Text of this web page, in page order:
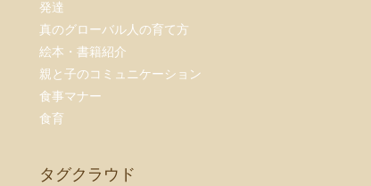
発達
真のグローバル人の育て方
絵本・書籍紹介
親と子のコミュニケーション
食事マナー
食育
タグクラウド